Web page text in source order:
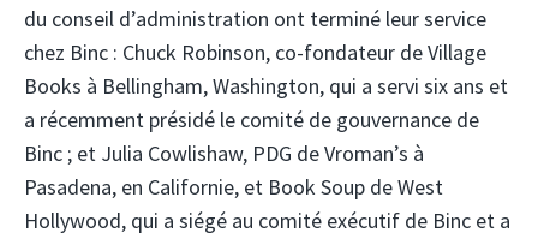
du conseil d’administration ont terminé leur service
chez Binc : Chuck Robinson, co-fondateur de Village
Books à Bellingham, Washington, qui a servi six ans et
a récemment présidé le comité de gouvernance de
Binc ; et Julia Cowlishaw, PDG de Vroman’s à
Pasadena, en Californie, et Book Soup de West
Hollywood, qui a siégé au comité exécutif de Binc et a